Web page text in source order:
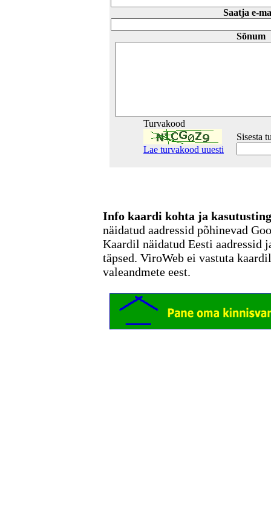
Saatja e-
Sõnum
Turvakood
Lae turvakood uuesti
Sisesta
Info kaardi kohta ja
näidatud aadressid põhinevad
Kaardil näidatud Eesti aadressid
täpsed. ViroWeb ei vastuta
valeandmete eest.